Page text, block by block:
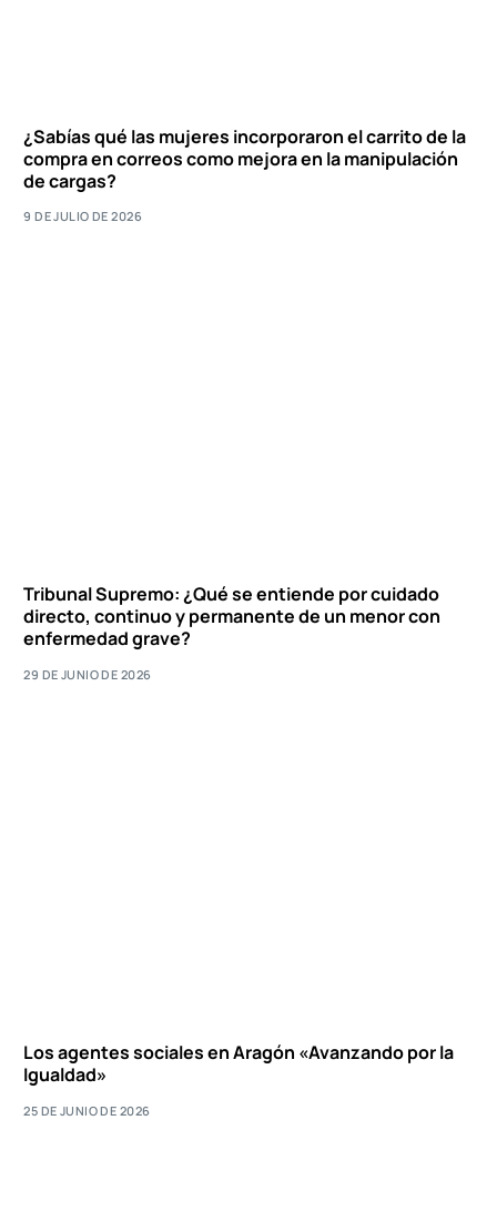
¿Sabías qué las mujeres incorporaron el carrito de la
compra en correos como mejora en la manipulación
de cargas?
9 DE JULIO DE 2026
Tribunal Supremo: ¿Qué se entiende por cuidado
directo, continuo y permanente de un menor con
enfermedad grave?
29 DE JUNIO DE 2026
Los agentes sociales en Aragón «Avanzando por la
Igualdad»
25 DE JUNIO DE 2026